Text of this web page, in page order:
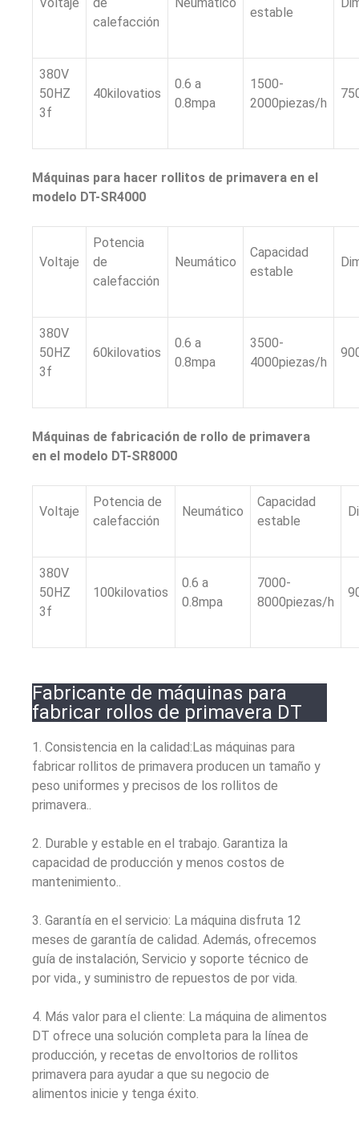
calefacción
estable
380V
50HZ
3f
40kilovatios
0.6 a
0.8mpa
1500-
2000piezas/h
Máquinas para hacer rollitos de primavera en el
modelo DT-SR4000
Voltaje
Potencia
de
calefacción
Neumático
Capacidad
estable
380V
50HZ
3f
60kilovatios
0.6 a
0.8mpa
3500-
4000piezas/h
Máquinas de fabricación de rollo de primavera
en el modelo DT-SR8000
Voltaje
Potencia de
calefacción
Neumático
Capacidad
estable
380V
50HZ
3f
100kilovatios
0.6 a
0.8mpa
7000-
8000piezas/h
Fabricante de máquinas para
fabricar rollos de primavera DT
1. Consistencia en la calidad:Las máquinas para
fabricar rollitos de primavera producen un tamaño y
peso uniformes y precisos de los rollitos de
primavera..
2. Durable y estable en el trabajo. Garantiza la
capacidad de producción y menos costos de
mantenimiento..
3. Garantía en el servicio: La máquina disfruta 12
meses de garantía de calidad. Además, ofrecemos
guía de instalación, Servicio y soporte técnico de
por vida., y suministro de repuestos de por vida.
4. Más valor para el cliente: La máquina de alimentos
DT ofrece una solución completa para la línea de
producción, y recetas de envoltorios de rollitos
primavera para ayudar a que su negocio de
alimentos inicie y tenga éxito.